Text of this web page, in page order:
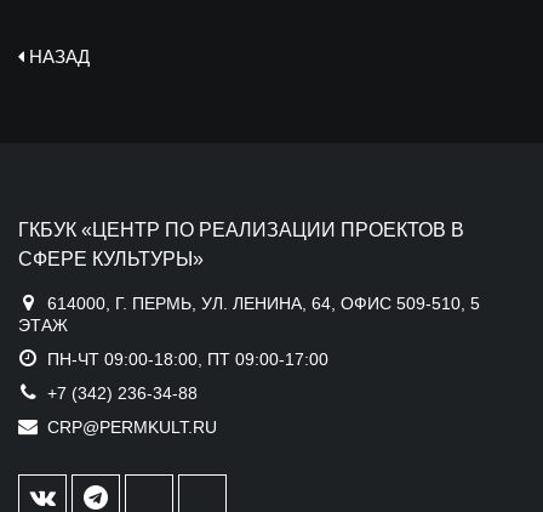
НАЗАД
ГКБУК «ЦЕНТР ПО РЕАЛИЗАЦИИ ПРОЕКТОВ В
СФЕРЕ КУЛЬТУРЫ»
614000, Г. ПЕРМЬ, УЛ. ЛЕНИНА, 64, ОФИС 509-510, 5
ЭТАЖ
ПН-ЧТ 09:00-18:00, ПТ 09:00-17:00
+7 (342) 236-34-88
CRP@PERMKULT.RU